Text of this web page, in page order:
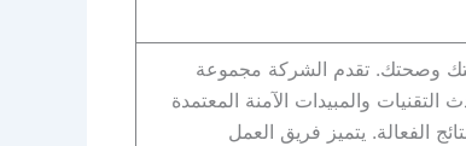
وصحتك. تقدم الشركة مجموعة
والمبيدات الآمنة المعتمدة
الفعالة. يتميز فريق العمل